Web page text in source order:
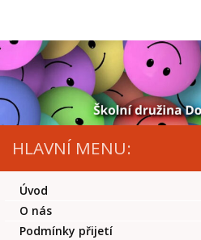
HLAVNÍ MENU:
Úvod
O nás
Podmínky přijetí